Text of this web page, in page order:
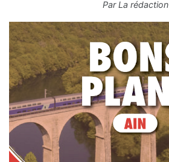
ParLa rédaction